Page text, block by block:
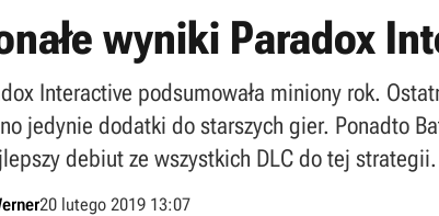
wyniki Paradox
Interactive podsumowała miniony rok.
jedynie dodatki do starszych gier. Ponadto
debiut ze wszystkich DLC do tej strategii.
20 lutego 2019 13:07